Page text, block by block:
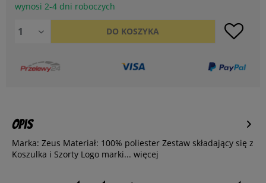
wynosi 2-4 dni roboczych
DO KOSZYKA
Opis
Marka: Zeus Materiał: 100% poliester Zestaw składający się z
Koszulka i Szorty Logo marki... więcej